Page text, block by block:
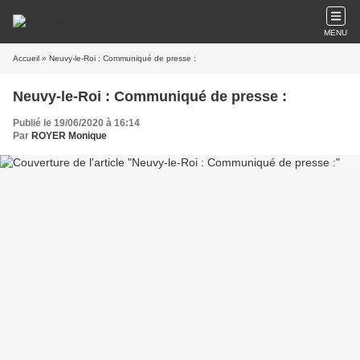
MENU
Accueil » Neuvy-le-Roi : Communiqué de presse :
Neuvy-le-Roi : Communiqué de presse :
Publié le 19/06/2020 à 16:14
Par ROYER Monique